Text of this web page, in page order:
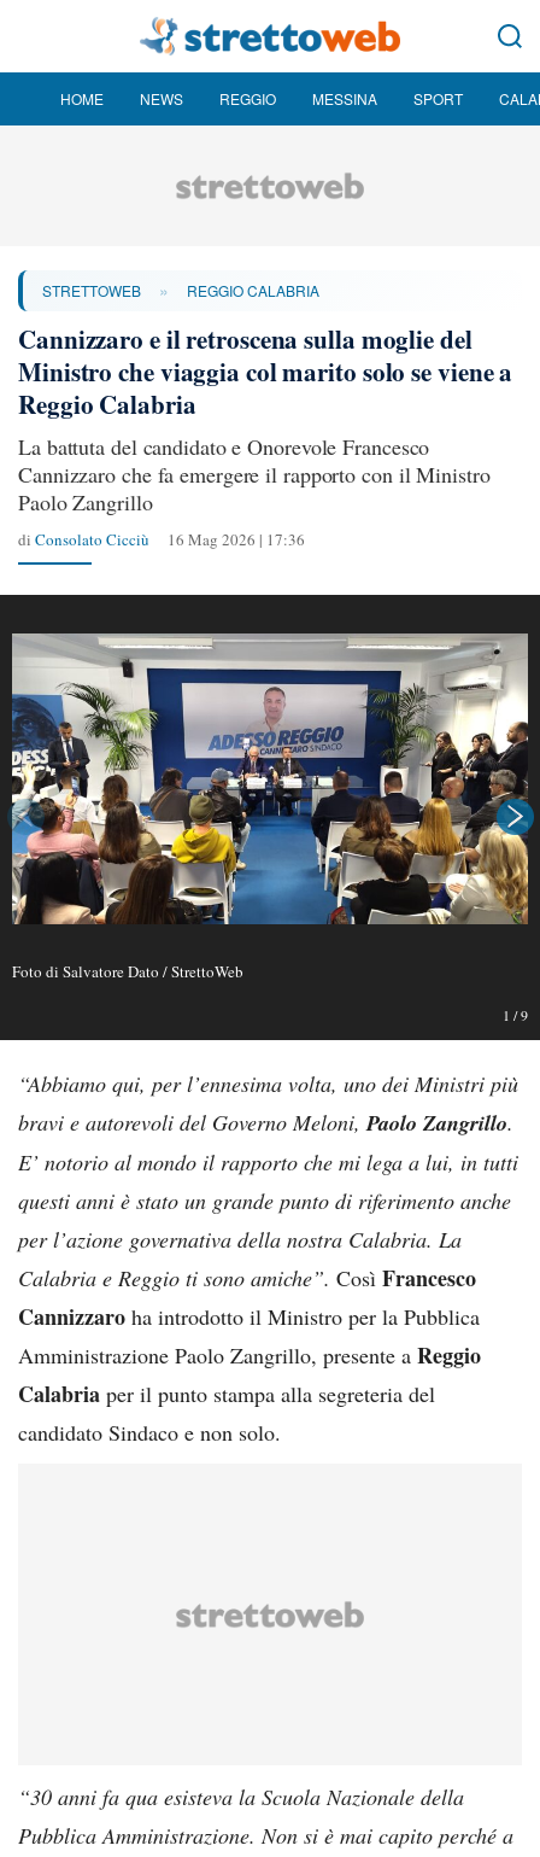
HOME NEWS REGGIO MESSINA SPORT
STRETTOWEB » REGGIO CALABRIA
Cannizzaro e il retroscena sulla moglie del
Ministro che viaggia col marito solo se viene a
Reggio Calabria
La battuta del candidato e Onorevole Francesco
Cannizzaro che fa emergere il rapporto con il Ministro
Paolo Zangrillo
di Consolato Cicciù 16 Mag 2026 | 17:36
Foto di Salvatore Dato / StrettoWeb
1 /9
“Abbiamo qui, per l’ennesima volta, uno dei Ministri più
bravi e autorevoli del Governo Meloni,Paolo Zangrillo.
E’ notorio al mondo il rapporto che mi lega a lui, in tutti
questi anni è stato un grande punto di riferimento anche
per l’azione governativa della nostra Calabria. La
Calabria e Reggio ti sono amiche”. Così Francesco
Cannizzaro ha introdotto il Ministro per la Pubblica
Amministrazione Paolo Zangrillo, presente a Reggio
Calabria per il punto stampa alla segreteria del
candidato Sindaco e non solo.
“30 anni fa qua esisteva la Scuola Nazionale della
Pubblica Amministrazione. Non si è mai capito perché a